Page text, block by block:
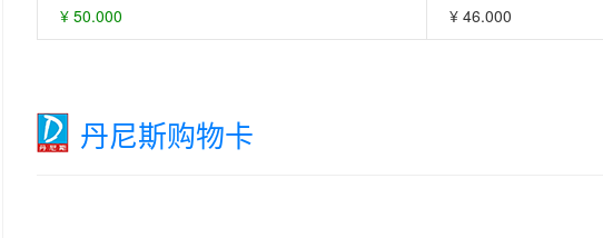
¥ 50.000 ¥ 46.000
丹尼斯购物卡